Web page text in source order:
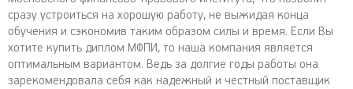
сразу устроиться на хорошую работу, не выжидая конца
обучения и сэкономив таким образом силы и время. Если Вы
хотите купить диплом МФПИ, то наша компания является
оптимальным вариантом. Ведь за долгие годы работы она
зарекомендовала себя как надежный и честный поставщик